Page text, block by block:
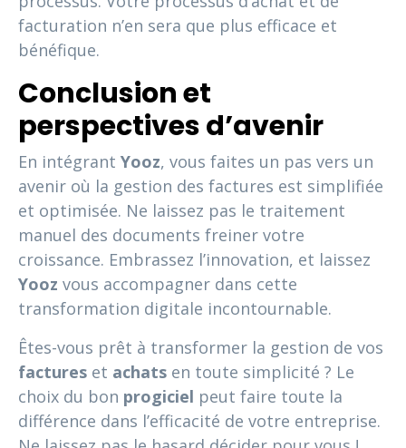
facturation n’en sera que plus efficace et
bénéfique.
Conclusion et
perspectives d’avenir
En intégrant Yooz, vous faites un pas vers un
avenir où la gestion des factures est simplifiée
et optimisée. Ne laissez pas le traitement
manuel des documents freiner votre
croissance. Embrassez l’innovation, et laissez
Yooz vous accompagner dans cette
transformation digitale incontournable.
Êtes-vous prêt à transformer la gestion de vos
factures et achats en toute simplicité ? Le
choix du bon progiciel peut faire toute la
différence dans l’efficacité de votre entreprise.